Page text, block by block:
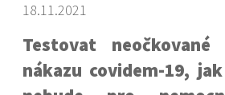
18.11.2021
Testovat
nákazu covidem-19,